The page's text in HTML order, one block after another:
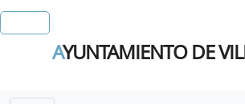
AYUNTAMIENTO DE